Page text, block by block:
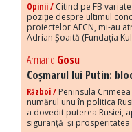
Opinii / Citind pe FB
poziție despre ultimul
proiectelor AFCN, mi-au
Adrian Șoaită (Fundația
Armand Gosu
Coșmarul lui Putin:
Război / Peninsula
numărul unu în politica
a dovedit puterea Rusiei,
siguranță și prosperitatea